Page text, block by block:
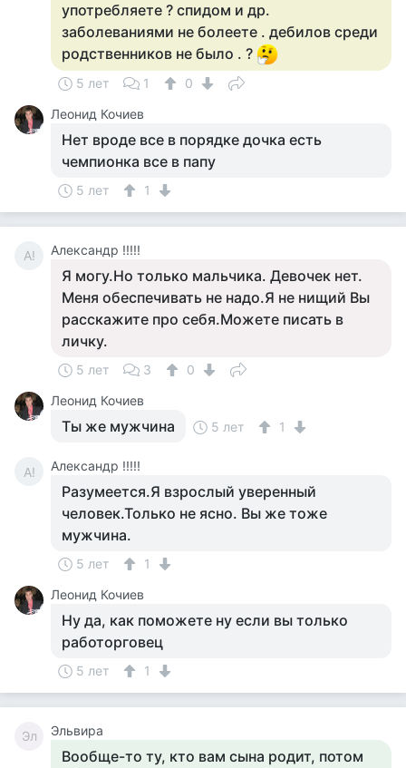
употребляете ? спидом и др.
заболеваниями не болеете . дебилов среди
родственников не было . ?
5 лет 1
0
Леонид Кочиев
Нет вроде все в порядке дочка есть
чемпионка все в папу
5 лет 1
А! Александр !!!!!
Я могу.Но только мальчика. Девочек нет.
Меня обеспечивать не надо.Я не нищий Вы
расскажите про себя.Можете писать в
личку.
5 лет 3
0
Леонид Кочиев
Ты же мужчина 5 лет 1
А! Александр !!!!!
Разумеется.Я взрослый уверенный
человек.Только не ясно. Вы же тоже
мужчина.
5 лет
1
Леонид Кочиев
Ну да, как поможете ну если вы только
работорговец
5 лет 1
Эл Эльвира
Вообще-то ту, кто вам сына родит, потом